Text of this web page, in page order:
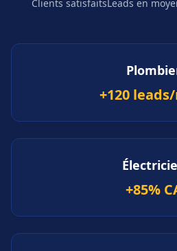
Clients satisfaitsLeads en
+120
+85%